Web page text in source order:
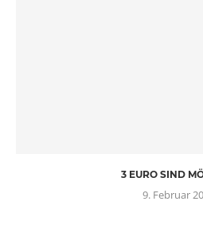
3 EURO SIND
9. Februar